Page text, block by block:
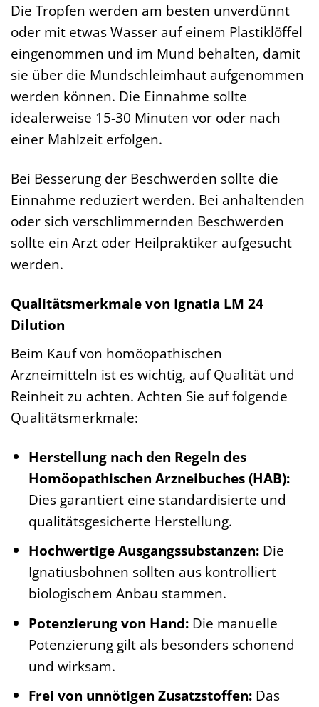
Die Tropfen werden am besten unverdünnt
oder mit etwas Wasser auf einem Plastiklöffel
eingenommen und im Mund behalten, damit
sie über die Mundschleimhaut aufgenommen
werden können. Die Einnahme sollte
idealerweise 15-30 Minuten vor oder nach
einer Mahlzeit erfolgen.
Bei Besserung der Beschwerden sollte die
Einnahme reduziert werden. Bei anhaltenden
oder sich verschlimmernden Beschwerden
sollte ein Arzt oder Heilpraktiker aufgesucht
werden.
Qualitätsmerkmale von Ignatia LM 24
Dilution
Beim Kauf von homöopathischen
Arzneimitteln ist es wichtig, auf Qualität und
Reinheit zu achten. Achten Sie auf folgende
Qualitätsmerkmale:
Herstellung nach den Regeln des
Homöopathischen Arzneibuches (HAB):
Dies garantiert eine standardisierte und
qualitätsgesicherte Herstellung.
Hochwertige Ausgangssubstanzen:Die
Ignatiusbohnen sollten aus kontrolliert
biologischem Anbau stammen.
Potenzierung von Hand:Die manuelle
Potenzierung gilt als besonders schonend
und wirksam.
Frei von unnötigen Zusatzstoffen:Das